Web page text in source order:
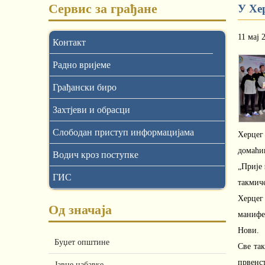
Сервис за грађане
Контакт
Радно вријеме
Грађански биро
Захтјеви и обрасци
Слободан приступ информацијама
Водич кроз поступке
ГИС
Од значаја
Буџет општине
У
11 мај
Нови.
Све